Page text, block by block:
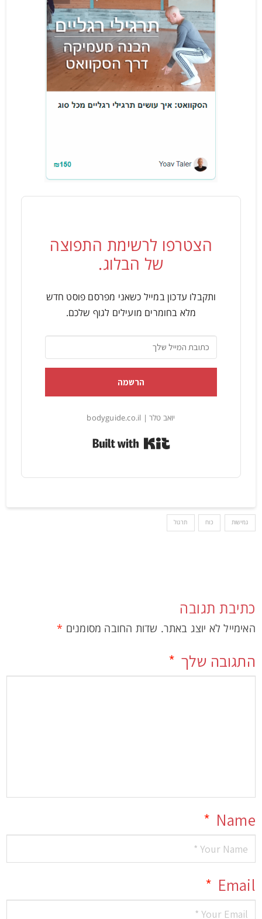
הצטרפו לרשימת התפוצה
של הבלוג.
ותקבלו עדכון במייל כשאני מפרסם פוסט חדש
מלא בחומרים מועילים לגוף שלכם.
הרשמה
יואב טלר | bodyguide.co.il
גמישות כוח תרגול
כתיבת תגובה
האימייל לא יוצג באתר. שדות החובה מסומנים *
התגובה שלך *
Name
*
Email
*